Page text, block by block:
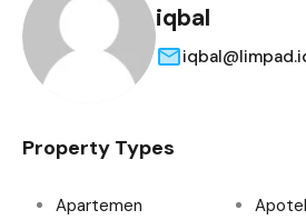
iqbal
Property Types
Apartemen